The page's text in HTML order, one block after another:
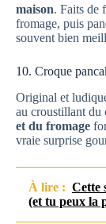
maison. Faits de
fromage, puis
souvent bien
10. Croque
Original et
au croustillant du
et du fromage
vraie surprise
À lire : Cette
(et tu peux la